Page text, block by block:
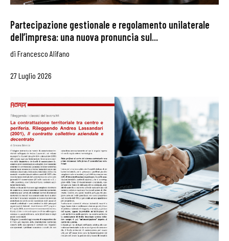
Partecipazione gestionale e regolamento unilaterale
dell’impresa: una nuova pronuncia sul...
di Francesco Alifano
27 Luglio 2026